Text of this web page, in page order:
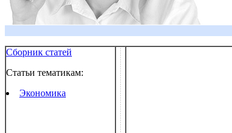
Сборник статей
Статьи тематикам:
Экономика